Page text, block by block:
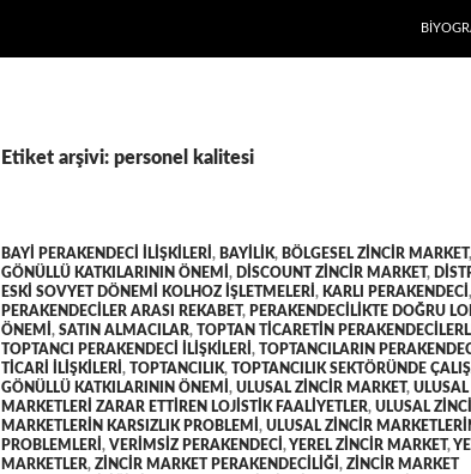
Etiket arşivi: personel kalitesi
BAYI PERAKENDECI ILIŞKILERI , BAYILIK, BÖLGESEL ZINCIR MARKET,
GÖNÜLLÜ KATKILARININ ÖNEMI , DISCOUNT ZINCIR MARKET,
ESKI SOVYET DÖNEMI KOLHOZ IŞLETMELERI , KARLI PERAKENDECI ,
PERAKENDECILER ARASI REKABET, PERAKENDECILIKTE DOĞRU
ÖNEMI , SATIN ALMACILAR, TOPTAN TICARETIN
TOPTANCI PERAKENDECI ILIŞKILERI , TOPTANCILARIN
TICARI ILIŞKILERI , TOPTANCILIK, TOPTANCILIK SEKTÖRÜNDE
GÖNÜLLÜ KATKILARININ ÖNEMI , ULUSAL ZINCIR MARKET,
MARKETLERI ZARAR ETTIREN LOJISTIK FAALIYETLER, ULUSAL
MARKETLERIN KARSIZLIK PROBLEMI , ULUSAL ZINCIR
PROBLEMLERI , VERIMSIZ PERAKENDECI ,YEREL ZINCIR MARKET,
MARKETLER, ZINCIR MARKET PERAKENDECILIĞI , ZINCIR MARKET